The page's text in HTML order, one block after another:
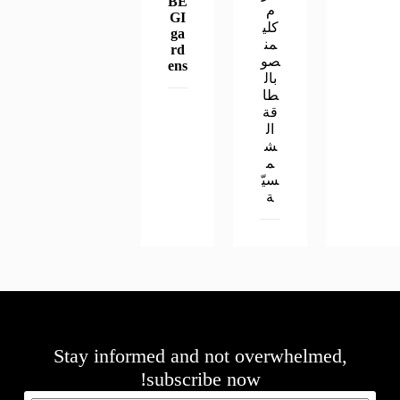
م
كلي
من
صو
بال
طا
قة
ال
ش
م
سيّ
ة
GI
ga
rd
ens
Stay informed and not overwhelmed,
subscribe now!